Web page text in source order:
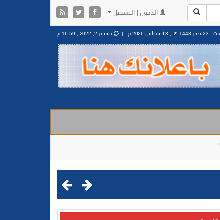
الدخول | التسجيل
1448 هـ , 8 أغسطس 2026 م | نوفمبر 2, 2022 , 16:59 م
الحوثية الإرهابية في محافظة الحديدة